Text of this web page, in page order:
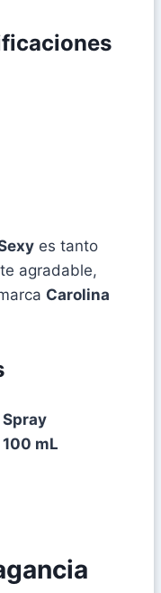
es tanto
agradable,
Carolina
Spray
100 mL